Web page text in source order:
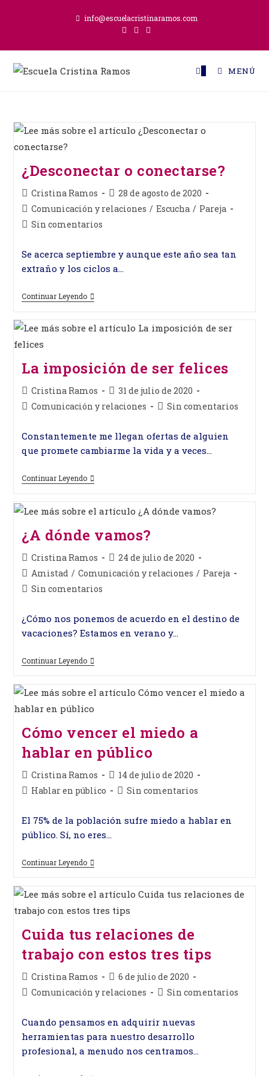
info@escuelacristinaramos.com
MENÚ
¿Desconectar o conectarse?
Autor
de
la
entrada:
Cristina Ramos
Publicación
de
28 de agosto de 2020
Categoría
de
Comunicación y relaciones / Escucha / Pareja
Comentarios
la
entrada:
Sin comentarios
Se acerca septiembre y aunque este año sea tan
extraño y los ciclos a…
Continuar Leyendo¿Desconectar
O
La imposición de ser felices
Autor
de
Cristina Ramos
Publicación
de
31 de julio de 2020
Categoría
la
entrada:
Comunicación y relaciones
Comentarios
entrada:
Sin comentarios
Constantemente me llegan ofertas de alguien
que promete cambiarme la vida y a veces…
Continuar LeyendoLa
Imposición
Ser
Felices
¿A dónde vamos?
Autor
de
entrada:
Cristina Ramos
Publicación
de
24 de julio de 2020
Categoría
de
Amistad / Comunicación y relaciones / Pareja
Comentarios
la
entrada:
Sin comentarios
¿Cómo nos ponemos de acuerdo en el destino de
vacaciones? Estamos en verano y…
Continuar Leyendo¿A
Dónde
Cómo vencer el miedo a
hablar en público
Autor
de
Cristina Ramos
Publicación
de
14 de julio de 2020
Categoría
la
entrada:
Hablar en público
Comentarios
entrada:
Sin comentarios
El 75% de la población sufre miedo a hablar en
público. Sí, no eres…
Continuar LeyendoCómo
Vencer
Miedo
A
Hablar
Público
Cuida tus relaciones de
trabajo con estos tres tips
Autor
de
Cristina Ramos
Publicación
de
6 de julio de 2020
Categoría
la
entrada:
Comunicación y relaciones
Comentarios
entrada:
Sin comentarios
Cuando pensamos en adquirir nuevas
herramientas para nuestro desarrollo
profesional, a menudo nos centramos…